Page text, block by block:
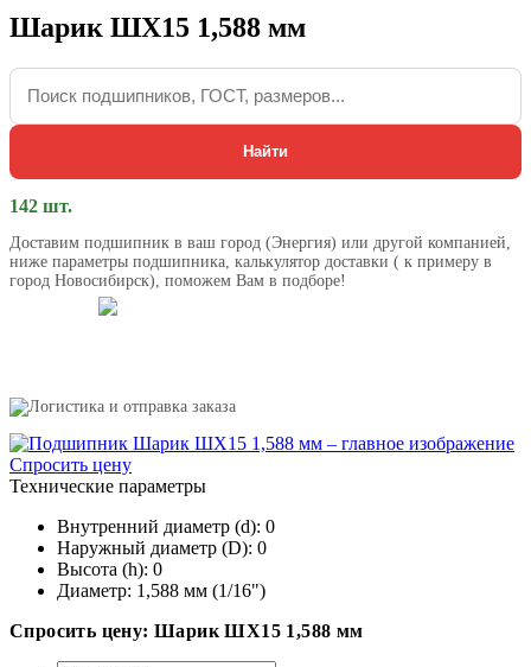
Шарик ШХ15 1,588 мм
Найти
142 шт.
Доставим подшипник в ваш город (Энергия) или другой компанией,
ниже параметры подшипника, калькулятор доставки ( к примеру в
город Новосибирск), поможем Вам в подборе!
Спросить цену
Технические параметры
Внутренний диаметр (d): 0
Наружный диаметр (D): 0
Высота (h): 0
Диаметр: 1,588 мм (1/16")
Спросить цену: Шарик ШХ15 1,588 мм